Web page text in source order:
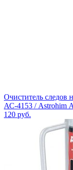
Очиститель следов
АС-4153 / Astrohim
120 руб.